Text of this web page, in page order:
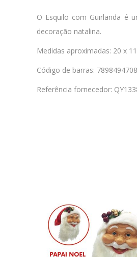
O Esquilo com Guirlanda é
decoração natalina.
Medidas aproximadas: 20 x
Código de barras:
Referência fornecedor: